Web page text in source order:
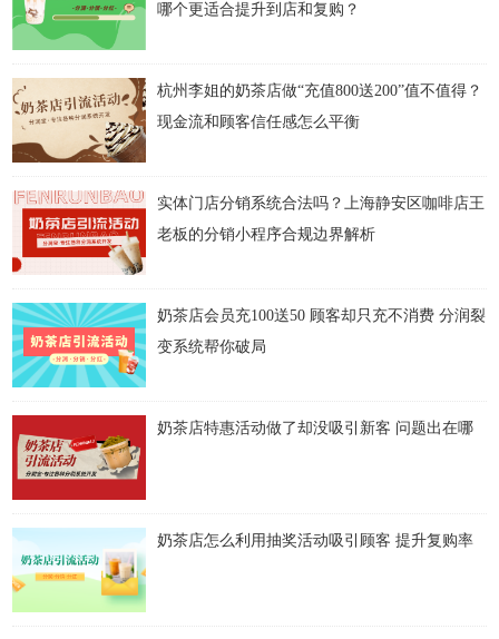
哪个更适合提升到店和复购？
杭州李姐的奶茶店做“充值800送200”值不值得？
现金流和顾客信任感怎么平衡
实体门店分销系统合法吗？上海静安区咖啡店王
老板的分销小程序合规边界解析
奶茶店会员充100送50 顾客却只充不消费 分润裂
变系统帮你破局
奶茶店特惠活动做了却没吸引新客 问题出在哪
奶茶店怎么利用抽奖活动吸引顾客 提升复购率